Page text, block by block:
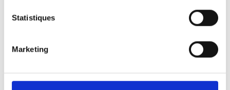
Statistiques
Marketing